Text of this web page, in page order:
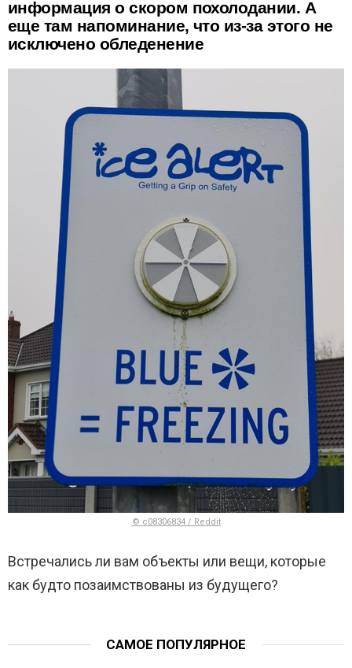
информация о скором похолодании. А
еще там напоминание, что из-за этого не
исключено обледенение
© c08306834 / Reddit
Встречались ли вам объекты или вещи, которые
как будто позаимствованы из будущего?
САМОЕ ПОПУЛЯРНОЕ